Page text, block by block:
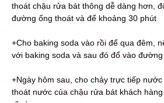
thoát chậu rửa bát thông dễ dàng hơn,
đường ống thoát và để khoảng 30 phút
+Cho baking soda vào rồi để qua đêm,
với baking soda và sau đó đổ vào
+Ngày hôm sau, cho chảy trực tiếp
thoát nước của chậu rửa bát khách